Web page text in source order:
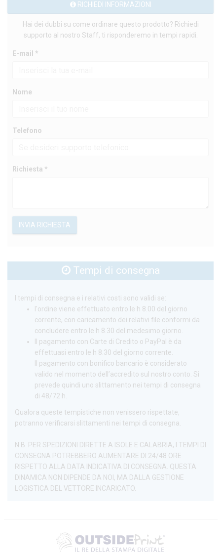
RICHIEDI INFORMAZIONI
Hai dei dubbi su come ordinare questo prodotto? Richiedi
supporto al nostro Staff, ti risponderemo in tempi rapidi.
E-mail *
Nome
Telefono
Richiesta *
INVIA RICHIESTA
Tempi di consegna
I tempi di consegna e i relativi costi sono validi se:
l'ordine viene effettuato entro le h 8.00 del giorno
corrente, con caricamento dei relativi file conformi da
concludere entro le h 8.30 del medesimo giorno.
Il pagamento con Carte di Credito o PayPal è da
effettuasi entro le h 8.30 del giorno corrente.
Il pagamento con bonifico bancario è considerato
valido nel momento dell’accredito sul nostro conto. Si
prevede quindi uno slittamento nei tempi di consegna
di 48/72 h.
Qualora queste tempistiche non venissero rispettate,
potranno verificarsi slittamenti nei tempi di consegna.
N.B. PER SPEDIZIONI DIRETTE A ISOLE E CALABRIA, I TEMPI DI
CONSEGNA POTREBBERO AUMENTARE DI 24/48 ORE
RISPETTO ALLA DATA INDICATIVA DI CONSEGNA. QUESTA
DINAMICA NON DIPENDE DA NOI, MA DALLA GESTIONE
LOGISTICA DEL VETTORE INCARICATO.